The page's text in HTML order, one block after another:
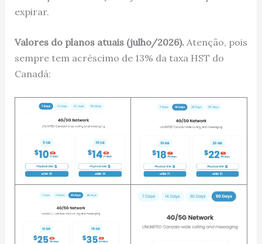
expirar.
Valores do planos atuais (julho/2026).Atenção, pois
sempre tem acréscimo de 13% da taxa HST do
Canadá: